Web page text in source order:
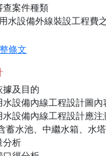
查案件種類
用水設備外線裝設工程費
條文
據及目的
用水設備內線工程設計圖內
用水設備內線工程設計應
(含蓄水池、中繼水箱、水
分析